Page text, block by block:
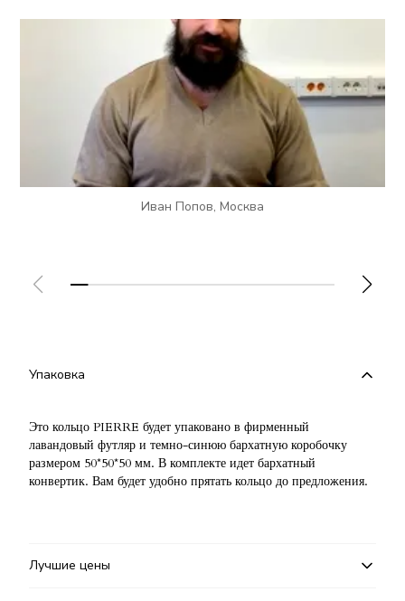
Иван Попов, Москва
Упаковка
Это кольцо PIERRE будет упаковано в фирменный
лавандовый футляр и темно-синюю бархатную коробочку
размером 50*50*50 мм. В комплекте идет бархатный
конвертик. Вам будет удобно прятать кольцо до предложения.
Лучшие цены